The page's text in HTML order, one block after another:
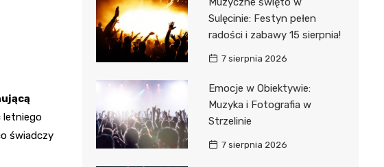
letniego
świadczy
Sulęcinie: Festyn pełen
radości i zabawy 15 sierpnia!
7 sierpnia 2026
Emocje w Obiektywie:
Muzyka i Fotografia w
Strzelinie
7 sierpnia 2026